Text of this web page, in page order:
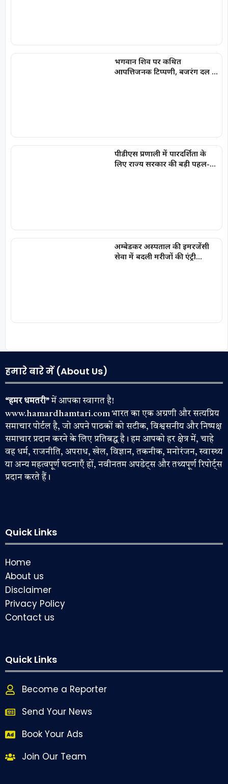
भगवान शिव पर कथित
आपत्तिजनक टिप्पणी, बजरंग दल ने
पीडीएस प्रणाली में पारदर्शिता के
लिए राज्य सरकार की बड़ी पहल-
अम्बेडकर अस्पताल की इमरजेंसी
सेवा में बदली मरीजों की एंट्री
हमारे बारे में (About Us)
“हमर धमतरी”में आपका स्वागत है!
www.hamardhamtari.com भारत का एक अग्रणी और सत्यप्रिय
समाचार पोर्टल है, जो अपने पाठकों को सटीक, विश्वसनीय और निष्पक्ष
समाचार प्रदान करने के लिए प्रतिबद्ध है। हम आपको हर क्षेत्र में, चाहे
वह धर्म, राजनीति, अपराध, खेल, विज्ञान, तकनीक, मनोरंजन, स्वास्थ्य
या अन्य महत्वपूर्ण घटनाएँ हों, नवीनतम अपडेट्स और तथ्यपूर्ण रिपोर्ट्स
प्रदान करते हैं।
Quick Links
Home
About us
Disclaimer
Privacy Policy
Contact us
Quick Links
Become a Reporter
Send Your News
Book Your Ads
Join Our Team